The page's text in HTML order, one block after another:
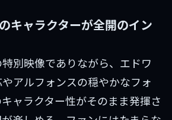
キャラクターが全開のイン
別映像でありながら、エドワ
アルフォンスの穏やかなフォ
ャラクター性がそのまま発揮さ